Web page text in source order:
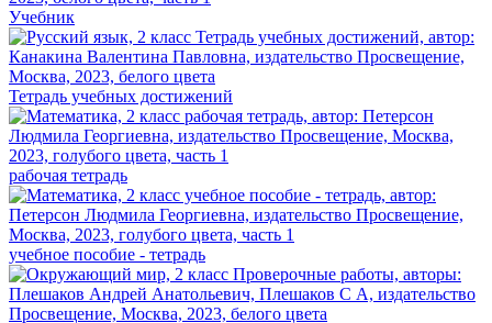
Учебник
Тетрадь учебных достижений
рабочая тетрадь
учебное пособие - тетрадь